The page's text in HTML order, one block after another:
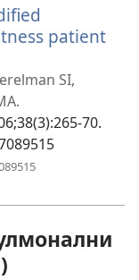
patient
SI,
70.